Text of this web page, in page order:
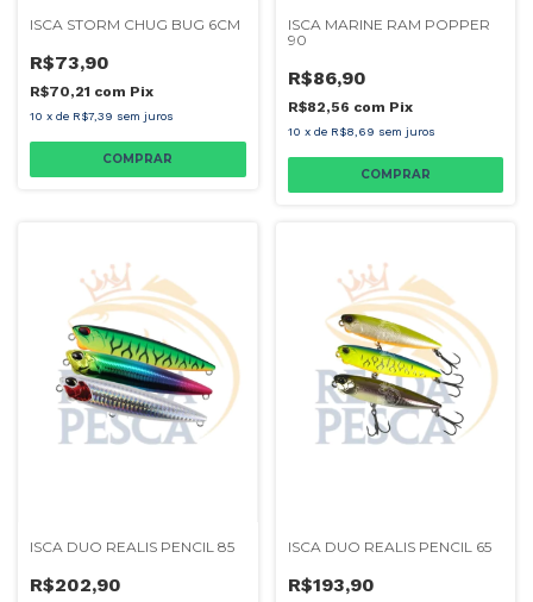
ISCA STORM CHUG BUG 6CM
R$73,90
R$70,21 com Pix
10 x de R$7,39 sem juros
COMPRAR
ISCA MARINE RAM POPPER
90
R$86,90
R$82,56 com Pix
10 x de R$8,69 sem juros
COMPRAR
ISCA DUO REALIS PENCIL 85
R$202,90
ISCA DUO REALIS PENCIL 65
R$193,90